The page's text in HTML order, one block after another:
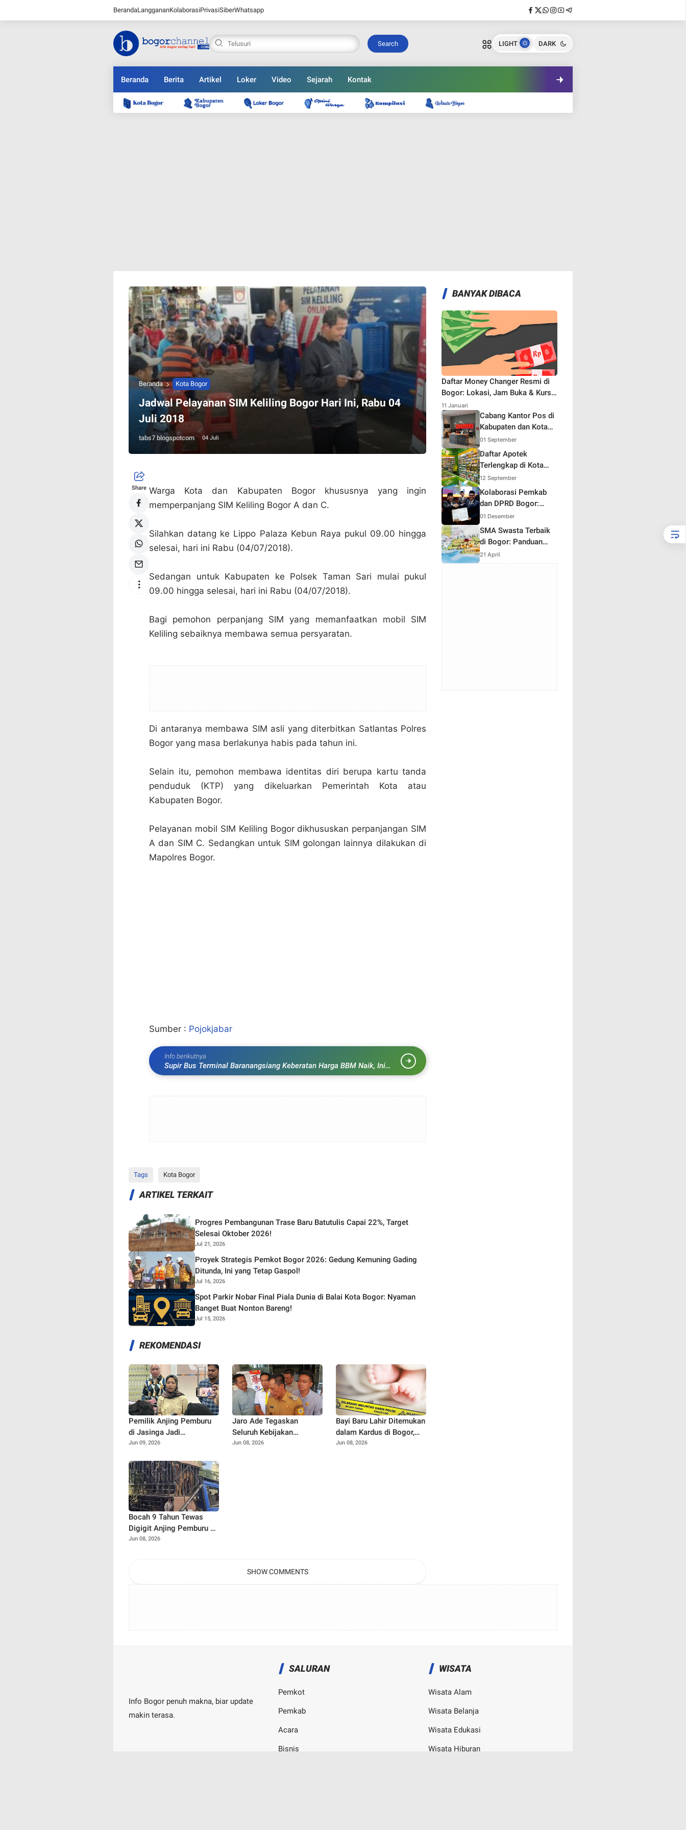
BerandaLanggananKolaborasiPrivasiSiberWhatsapp
Search LIGHT DARK
Beranda Berita Artikel Loker Video Sejarah Kontak
Beranda Kota Bogor
Jadwal Pelayanan SIM Keliling Bogor Hari Ini, Rabu 04
Juli 2018
tabs7 blogspotcom 04 Juli
Share
Jadwal Pelayanan SIM Keliling Bogor Hari Ini, Rabu
Bagikan ke media lain
Warga Kota dan Kabupaten Bogor khususnya yang ingin
memperpanjang SIM Keliling Bogor A dan C.
Silahkan datang ke Lippo Palaza Kebun Raya pukul 09.00 hingga
selesai, hari ini Rabu (04/07/2018).
Sedangan untuk Kabupaten ke Polsek Taman Sari mulai pukul
09.00 hingga selesai, hari ini Rabu (04/07/2018).
Bagi pemohon perpanjang SIM yang memanfaatkan mobil SIM
Keliling sebaiknya membawa semua persyaratan.
Di antaranya membawa SIM asli yang diterbitkan Satlantas Polres
Bogor yang masa berlakunya habis pada tahun ini.
Selain itu, pemohon membawa identitas diri berupa kartu tanda
penduduk (KTP) yang dikeluarkan Pemerintah Kota atau
Kabupaten Bogor.
Pelayanan mobil SIM Keliling Bogor dikhususkan perpanjangan SIM
A dan SIM C. Sedangkan untuk SIM golongan lainnya dilakukan di
Mapolres Bogor.
Sumber : Pojokjabar
Info berikutnya
Supir Bus Terminal Baranangsiang Keberatan Harga BBM Naik, Ini
Alasannya
Tags Kota Bogor
Jadwal Pelayanan SIM Keliling Bogor Hari Ini, Rabu
Bagikan ke media lain
ARTIKEL TERKAIT
Progres Pembangunan Trase Baru Batutulis Capai 22%, Target
Selesai Oktober 2026!
Jul 21, 2026
Proyek Strategis Pemkot Bogor 2026: Gedung Kemuning Gading
Ditunda, Ini yang Tetap Gaspol!
Jul 16, 2026
Spot Parkir Nobar Final Piala Dunia di Balai Kota Bogor: Nyaman
Banget Buat Nonton Bareng!
Jul 15, 2026
REKOMENDASI
Pemilik Anjing Pemburu
di Jasinga Jadi
Tersangka, Polisi Ungkap
Bocah 9 Tahun
Jun 09, 2026
Jaro Ade Tegaskan
Seluruh Kebijakan
Pemkab Bogor Selalu
Jun 08, 2026
Bayi Baru Lahir Ditemukan
dalam Kardus di Bogor,
Surat Ayah Ungkap
Jun 08, 2026
Bocah 9 Tahun Tewas
Digigit Anjing Pemburu di
Jasinga
Jun 08, 2026
SHOW COMMENTS
BANYAK DIBACA
Daftar Money Changer Resmi di
Bogor: Lokasi, Jam Buka & Kurs
Terbaru
11 Januari
Cabang Kantor Pos di
Kabupaten dan Kota
Bogor
01 September
Daftar Apotek
Terlengkap di Kota
Bogor — Lokasi,
Layanan, Resep &
Harga
12 September
Kolaborasi Pemkab
dan DPRD Bogor:
Langkah Strategis
Menuju Pembangunan
2025
01 Desember
SMA Swasta Terbaik
di Bogor: Panduan
Lengkap Memilih
Sekolah Unggulan
21 April
Info Bogor penuh makna, biar update
makin terasa.
SALURAN
Pemkot
Pemkab
Acara
Bisnis
WISATA
Wisata Alam
Wisata Belanja
Wisata Edukasi
Wisata Hiburan